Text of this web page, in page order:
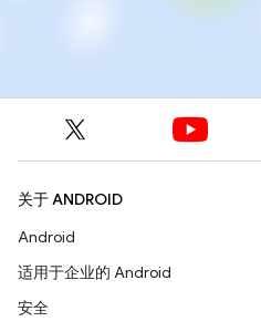
关于 ANDROID
Android
适用于企业的 Android
安全